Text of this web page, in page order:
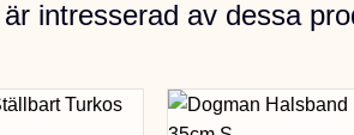
intresserad av dessa